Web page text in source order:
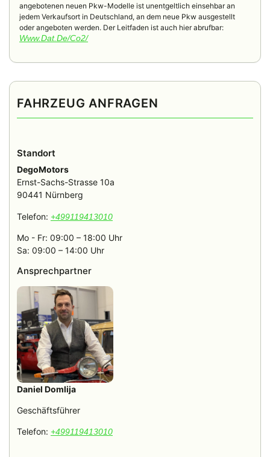
angebotenen neuen Pkw-Modelle ist unentgeltlich einsehbar an
jedem Verkaufsort in Deutschland, an dem neue Pkw ausgestellt
oder angeboten werden. Der Leitfaden ist auch hier abrufbar:
Www.dat.de/co2/
FAHRZEUG ANFRAGEN
Standort
DegoMotors
Ernst-Sachs-Strasse 10a
90441 Nürnberg
Telefon: +499119413010
Mo - Fr: 09:00 – 18:00 Uhr
Sa: 09:00 – 14:00 Uhr
Ansprechpartner
Daniel Domlija
Geschäftsführer
Telefon: +499119413010